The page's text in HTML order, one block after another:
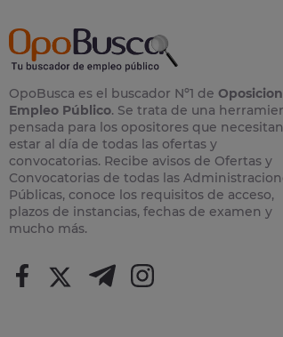
OpoBusca es el buscador Nº1 de
Empleo Público. Se trata de una
pensada para los opositores que necesitan
estar al día de todas las ofertas y
convocatorias. Recibe avisos de Ofertas y
Convocatorias de todas las
Públicas, conoce los requisitos de acceso,
plazos de instancias, fechas de examen y
mucho más.